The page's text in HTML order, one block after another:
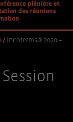
plénière et
des réunions
/ Incoterms® 2020 –